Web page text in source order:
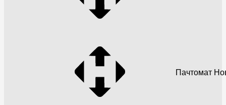
Пачтомат